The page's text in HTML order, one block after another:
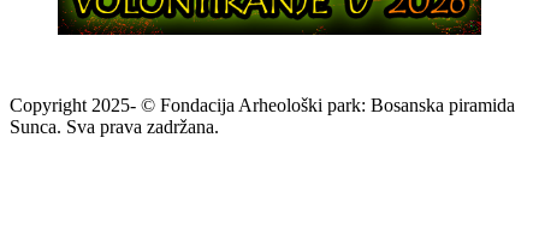
Copyright 2025- © Fondacija Arheološki park: Bosanska piramida
Sunca. Sva prava zadržana.